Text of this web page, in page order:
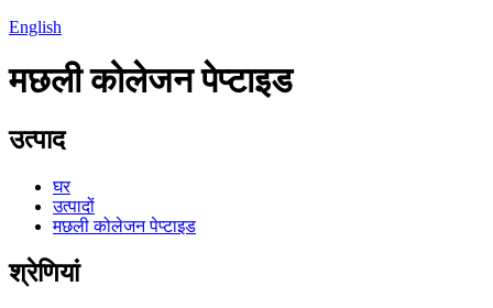
English
मछली कोलेजन पेप्टाइड
उत्पाद
घर
उत्पादों
मछली कोलेजन पेप्टाइड
श्रेणियां